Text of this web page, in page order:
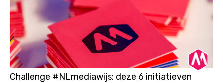
Challenge #NLmediawijs: deze 6 initiatieven